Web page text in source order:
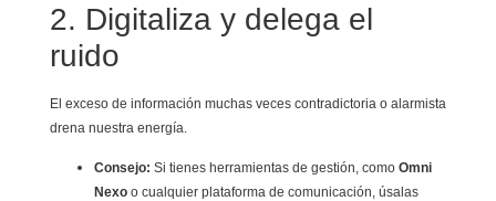
2. Digitaliza y delega el
ruido
El exceso de información muchas veces contradictoria o alarmista
drena nuestra energía.
Consejo: Si tienes herramientas de gestión, como Omni
Nexoo cualquier plataforma de comunicación, úsalas